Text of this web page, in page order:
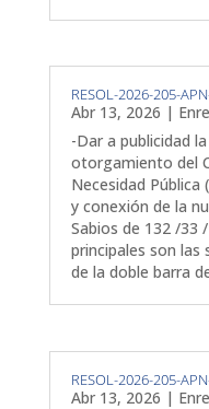
RESOL-2026-205-
Abr 13, 2026 | Enre
-Dar a publicidad
otorgamiento del
Necesidad Pública
y conexión de la
Sabios de 132 /33
principales son las
de la doble barra
RESOL-2026-205-
Abr 13, 2026 | Enre